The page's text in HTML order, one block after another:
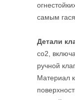
самым
Детали
co2,
ручной
Материал